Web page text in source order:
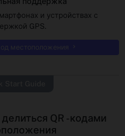
и устройствах с
GPS.
местоположения
QR -кодами